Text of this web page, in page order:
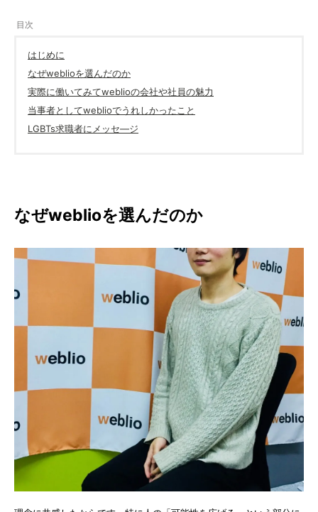
はじめに
なぜweblioを選んだのか
実際に働いてみてweblioの会社や社員の魅力
当事者としてweblioでうれしかったこと
LGBTs求職者にメッセ―ジ
なぜweblioを選んだのか